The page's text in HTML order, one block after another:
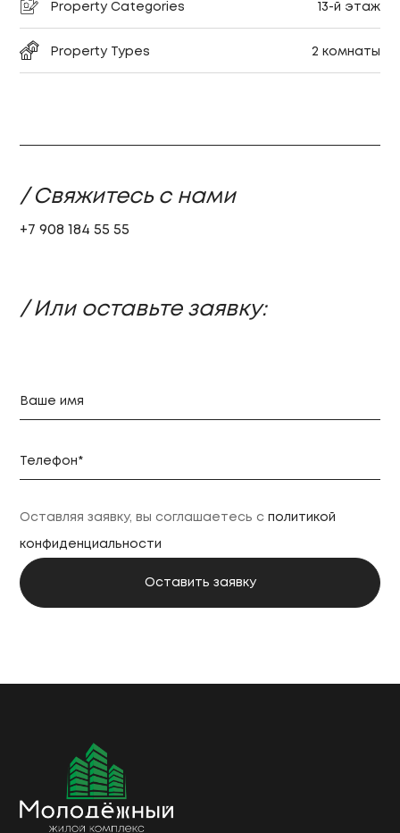
Property Categories 13-й этаж
Property Types 2 комнаты
/ Свяжитесь с нами
+7 908 184 55 55
/ Или оставьте заявку:
Оставляя заявку, вы соглашаетесь сполитикой
конфиденциальности